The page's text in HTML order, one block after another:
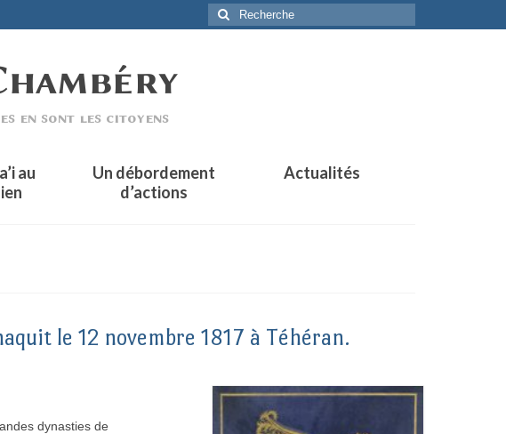
Rechercher
:
au
Un débordement
d’actions
Actualités
le 12 novembre 1817 à Téhéran.
dynasties de